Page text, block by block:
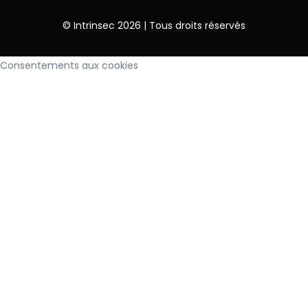
© Intrinsec 2026 | Tous droits réservés
Consentements aux cookies